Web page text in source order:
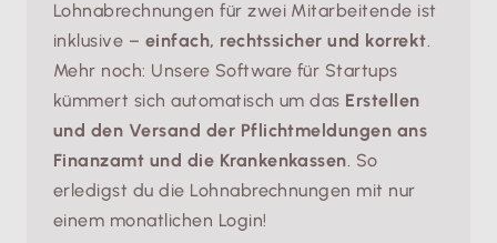
Lohnabrechnungen für zwei Mitarbeitende ist
inklusive – einfach, rechtssicher und korrekt.
Mehr noch: Unsere Software für Startups
kümmert sich automatisch um das Erstellen
und den Versand der Pflichtmeldungen ans
Finanzamt und die Krankenkassen. So
erledigst du die Lohnabrechnungen mit nur
einem monatlichen Login!